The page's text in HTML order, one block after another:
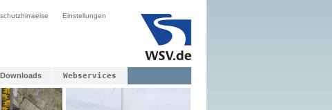
Einstellungen
Downloads Webservices